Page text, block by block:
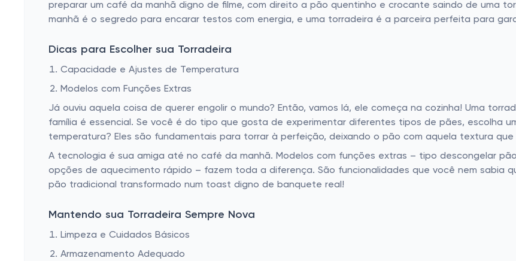
preparar um café da manhã digno de filme, com direito a pão quentinho e crocante saindo de uma
manhã é o segredo para encarar testos com energia, e uma torradeira é a parceira perfeita para
Dicas para Escolher sua Torradeira
Capacidade e Ajustes de Temperatura
Modelos com Funções Extras
Já ouviu aquela coisa de querer engolir o mundo? Então, vamos lá, ele começa na cozinha! Uma
família é essencial. Se você é do tipo que gosta de experimentar diferentes tipos de pães, escolha
temperatura? Eles são fundamentais para torrar à perfeição, deixando o pão com aquela textura que
A tecnologia é sua amiga até no café da manhã. Modelos com funções extras – tipo descongelar
opções de aquecimento rápido – fazem toda a diferença. São funcionalidades que você nem sabia
pão tradicional transformado num toast digno de banquete real!
Mantendo sua Torradeira Sempre Nova
Limpeza e Cuidados Básicos
Armazenamento Adequado